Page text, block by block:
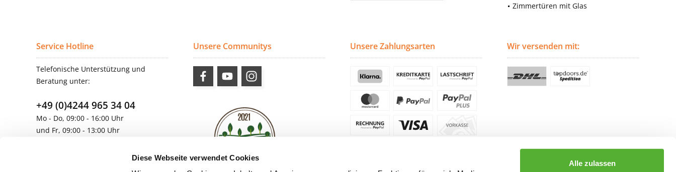
Diese Webseite verwendet Cookies
Alle zulassen
Zimmertüren mit Glas
Service Hotline
Telefonische Unterstützung und
Beratung unter:
+49 (0)4244 965 34 04
Mo - Do, 09:00 - 16:00 Uhr
und Fr, 09:00 - 13:00 Uhr
Unsere Communitys Unsere Zahlungsarten Wir versenden mit: